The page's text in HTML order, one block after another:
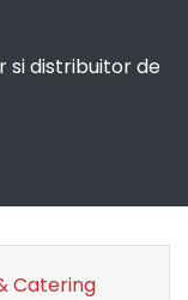
si distribuitor de
Catering